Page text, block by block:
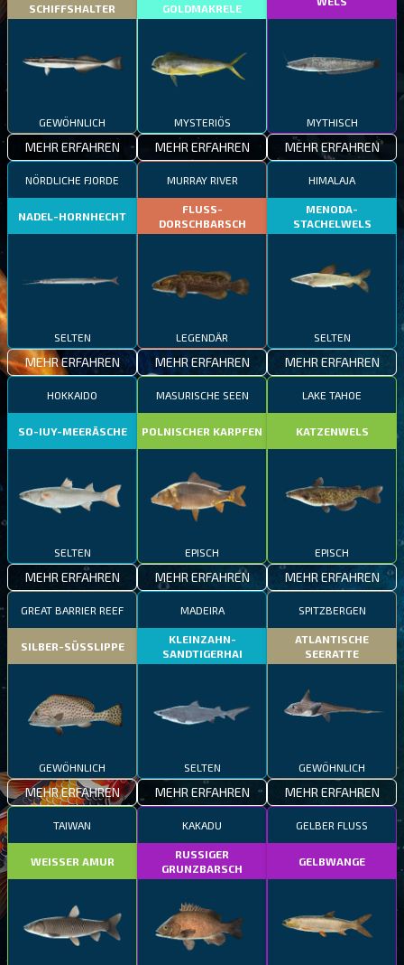
SCHIFFSHALTER
GEWÖHNLICH
MEHR ERFAHREN
GOLDMAKRELE
MYSTERIÖS
MEHR ERFAHREN
MYTHISCH
MEHR ERFAHREN
NÖRDLICHE FJORDE
NADEL-HORNHECHT
SELTEN
MEHR ERFAHREN
MURRAY RIVER
FLUSS-
DORSCHBARSCH
LEGENDÄR
MEHR ERFAHREN
HIMALAJA
MENODA-
STACHELWELS
SELTEN
MEHR ERFAHREN
HOKKAIDO
SO-IUY-MEERÄSCHE
SELTEN
MEHR ERFAHREN
MASURISCHE SEEN
POLNISCHER KARPFEN
EPISCH
MEHR ERFAHREN
LAKE TAHOE
KATZENWELS
EPISCH
MEHR ERFAHREN
GREAT BARRIER REEF
SILBER-SÜSSLIPPE
GEWÖHNLICH
MEHR ERFAHREN
MADEIRA
KLEINZAHN-
SANDTIGERHAI
SELTEN
MEHR ERFAHREN
SPITZBERGEN
ATLANTISCHE
SEERATTE
GEWÖHNLICH
MEHR ERFAHREN
TAIWAN
WEISSER AMUR
KAKADU
RUSSIGER
GRUNZBARSCH
GELBER FLUSS
GELBWANGE